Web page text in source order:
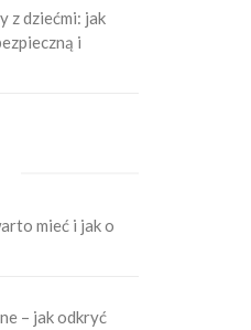
z dziećmi: jak
i
mieć i jak o
– jak odkryć